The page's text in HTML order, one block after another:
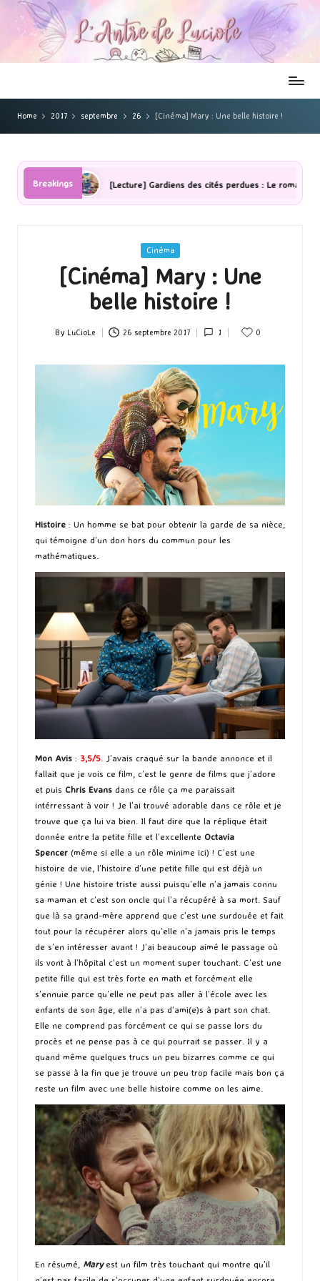
Home 2017 septembre 26 [Cinéma] Mary : Une belle histoire !
Breakings[Lecture] Gardiens des cités perdues : Le roman graphique
Posted
Cinéma
[Cinéma] Mary : Une
belle histoire !
Posted
By LuCioLe 26 septembre 2017 1 0
Histoire : Un homme se bat pour obtenir la garde de sa nièce,
qui témoigne d’un don hors du commun pour les
mathématiques.
Mon Avis : 3,5/5 . J’avais craqué sur la bande annonce et il
fallait que je vois ce film, c’est le genre de films que j’adore
et puis Chris Evans dans ce rôle ça me paraissait
intérressant à voir ! Je l’ai trouvé adorable dans ce rôle et je
trouve que ça lui va bien. Il faut dire que la réplique était
donnée entre la petite fille et l’excellente Octavia
Spencer (même si elle a un rôle minime ici) ! C’est une
histoire de vie, l’histoire d’une petite fille qui est déjà un
génie ! Une histoire triste aussi puisqu’elle n’a jamais connu
sa maman et c’est son oncle qui l’a récupéré à sa mort. Sauf
que là sa grand-mère apprend que c’est une surdouée et fait
tout pour la récupérer alors qu’elle n’a jamais pris le temps
de s’en intéresser avant ! J’ai beaucoup aimé le passage où
ils vont à l’hôpital c’est un moment super touchant. C’est une
petite fille qui est très forte en math et forcément elle
s’ennuie parce qu’elle ne peut pas aller à l’école avec les
enfants de son âge, elle n’a pas d’ami(e)s à part son chat.
Elle ne comprend pas forcément ce qui se passe lors du
procès et ne pense pas à ce qui pourrait se passer. Il y a
quand même quelques trucs un peu bizarres comme ce qui
se passe à la fin que je trouve un peu trop facile mais bon ça
reste un film avec une belle histoire comme on les aime.
En résumé, Maryest un film très touchant qui montre qu’il